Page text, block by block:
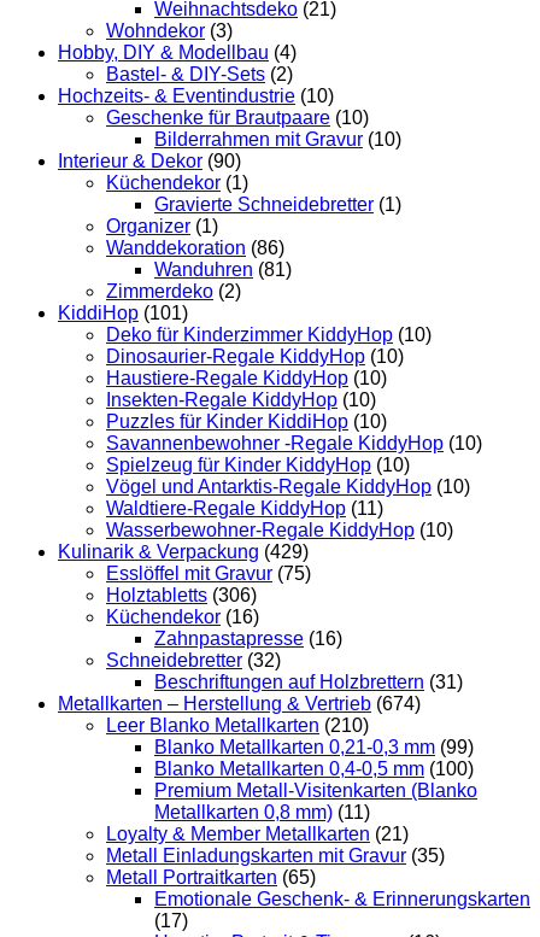
Weihnachtsdeko (21)
Wohndekor (3)
Hobby, DIY & Modellbau (4)
Bastel- & DIY-Sets (2)
Hochzeits- & Eventindustrie (10)
Geschenke für Brautpaare (10)
Bilderrahmen mit Gravur (10)
Interieur & Dekor (90)
Küchendekor (1)
Gravierte Schneidebretter (1)
Organizer (1)
Wanddekoration (86)
Wanduhren (81)
Zimmerdeko (2)
KiddiHop (101)
Deko für Kinderzimmer KiddyHop (10)
Dinosaurier-Regale KiddyHop (10)
Haustiere-Regale KiddyHop (10)
Insekten-Regale KiddyHop (10)
Puzzles für Kinder KiddiHop (10)
Savannenbewohner -Regale KiddyHop (10)
Spielzeug für Kinder KiddyHop (10)
Vögel und Antarktis-Regale KiddyHop (10)
Waldtiere-Regale KiddyHop (11)
Wasserbewohner-Regale KiddyHop (10)
Kulinarik & Verpackung (429)
Esslöffel mit Gravur (75)
Holztabletts (306)
Küchendekor (16)
Zahnpastapresse (16)
Schneidebretter (32)
Beschriftungen auf Holzbrettern (31)
Metallkarten – Herstellung & Vertrieb (674)
Leer Blanko Metallkarten (210)
Blanko Metallkarten 0,21-0,3 mm (99)
Blanko Metallkarten 0,4-0,5 mm (100)
Premium Metall-Visitenkarten (Blanko
Metallkarten 0,8 mm) (11)
Loyalty & Member Metallkarten (21)
Metall Einladungskarten mit Gravur (35)
Metall Portraitkarten (65)
Emotionale Geschenk- & Erinnerungskarten
(17)